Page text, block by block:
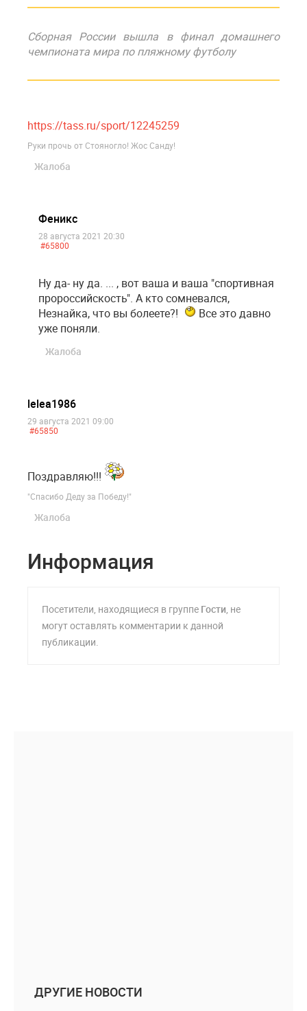
Сборная России вышла в финал домашнего
чемпионата мира по пляжному футболу
https://tass.ru/sport/12245259
Руки прочь от Стояногло! Жос Санду!
Жалоба
Феникс
28 августа 2021 20:30
#65800
Ну да- ну да. ... , вот ваша и ваша "спортивная
пророссийскость". А кто сомневался,
Незнайка, что вы болеете?!
Все это давно
уже поняли.
Жалоба
lelea1986
29 августа 2021 09:00
#65850
Поздравляю!!!
"Спасибо Деду за Победу!"
Жалоба
Информация
Посетители, находящиеся в группе Гости, не
могут оставлять комментарии к данной
публикации.
ДРУГИЕ НОВОСТИ